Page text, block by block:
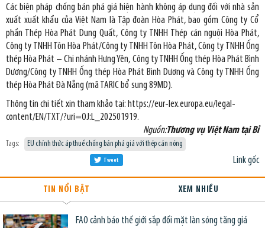
Các biện pháp chống bán phá giá hiện hành không áp dụng đối với nhà sản
xuất xuất khẩu của Việt Nam là Tập đoàn Hòa Phát, bao gồm Công ty Cổ
phần Thép Hòa Phát Dung Quất, Công ty TNHH Thép cán nguội Hòa Phát,
Công ty TNHH Tôn Hòa Phát/Công ty TNHH Tôn Hòa Phát, Công ty TNHH Ống
thép Hòa Phát – Chi nhánh Hưng Yên, Công ty TNHH Ống thép Hòa Phát Bình
Dương/Công ty TNHH Ống thép Hòa Phát Bình Dương và Công ty TNHH Ống
thép Hòa Phát Đà Nẵng (mã TARIC bổ sung 89MD).
Thông tin chi tiết xin tham khảo tại: https://eur-lex.europa.eu/legal-
content/EN/TXT/?uri=OJ:L_202501919.
Nguồn:Thương vụ Việt Nam tại Bỉ
Tags: EU chính thức áp thuế chống bán phá giá với thép cán nóng
Link gốc
Tweet
TIN NỔI BẬT XEM NHIỀU
FAO cảnh báo thế giới sắp đối mặt làn sóng tăng giá